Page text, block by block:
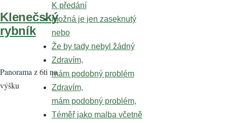
Klenečský
rybník
Panorama z 6ti na
výšku
K předání
možná je jen zaseknutý
nebo
Že by tady nebyl žádný
Zdravím,
mám podobný problém
Zdravím,
mám podobný problém,
Téměř jako malba včetně